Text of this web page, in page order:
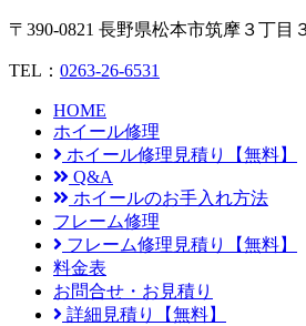
〒390-0821 長野県松本市筑摩３丁目
TEL： 0263-26-6531
HOME
ホイール修理
ホイール修理見積り【無料】
Q&A
ホイールのお手入れ方法
フレーム修理
フレーム修理見積り【無料】
料金表
お問合せ・お見積り
詳細見積り【無料】